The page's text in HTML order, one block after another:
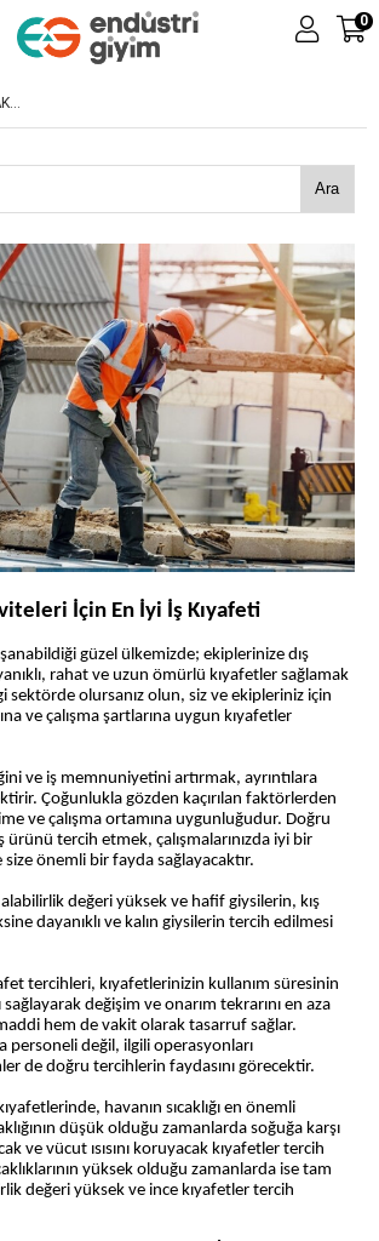
0
AÇIK HAVA AKTIVITELERI İÇIN EN İYI İŞ KIYAFETI
Ara
İçin En İyi İş Kıyafeti
güzel ülkemizde; ekiplerinize dış
rahat ve uzun ömürlü kıyafetler sağlamak
sektörde olursanız olun, siz ve ekipleriniz için
ve çalışma şartlarına uygun kıyafetler
ve iş memnuniyetini artırmak, ayrıntılara
Çoğunlukla gözden kaçırılan faktörlerden
ve çalışma ortamına uygunluğudur. Doğru
tercih etmek, çalışmalarınızda iyi bir
önemli bir fayda sağlayacaktır.
alabilirlik değeri yüksek ve hafif giysilerin, kış
dayanıklı ve kalın giysilerin tercih edilmesi
tercihleri, kıyafetlerinizin kullanım süresinin
sağlayarak değişim ve onarım tekrarını en aza
hem de vakit olarak tasarruf sağlar.
personeli değil, ilgili operasyonları
de doğru tercihlerin faydasını görecektir.
havanın sıcaklığı en önemli
düşük olduğu zamanlarda soğuğa karşı
ve vücut ısısını koruyacak kıyafetler tercih
yüksek olduğu zamanlarda ise tam
değeri yüksek ve ince kıyafetler tercih